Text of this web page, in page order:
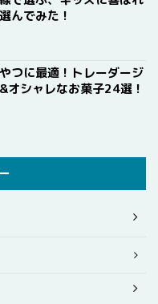
んでみた！
つに最適！トレーダージ
オシャレなお菓子24選！